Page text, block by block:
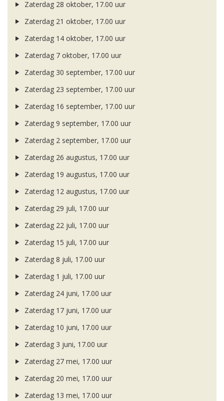
Zaterdag 28 oktober, 17.00 uur
Zaterdag 21 oktober, 17.00 uur
Zaterdag 14 oktober, 17.00 uur
Zaterdag 7 oktober, 17.00 uur
Zaterdag 30 september, 17.00 uur
Zaterdag 23 september, 17.00 uur
Zaterdag 16 september, 17.00 uur
Zaterdag 9 september, 17.00 uur
Zaterdag 2 september, 17.00 uur
Zaterdag 26 augustus, 17.00 uur
Zaterdag 19 augustus, 17.00 uur
Zaterdag 12 augustus, 17.00 uur
Zaterdag 29 juli, 17.00 uur
Zaterdag 22 juli, 17.00 uur
Zaterdag 15 juli, 17.00 uur
Zaterdag 8 juli, 17.00 uur
Zaterdag 1 juli, 17.00 uur
Zaterdag 24 juni, 17.00 uur
Zaterdag 17 juni, 17.00 uur
Zaterdag 10 juni, 17.00 uur
Zaterdag 3 juni, 17.00 uur
Zaterdag 27 mei, 17.00 uur
Zaterdag 20 mei, 17.00 uur
Zaterdag 13 mei, 17.00 uur